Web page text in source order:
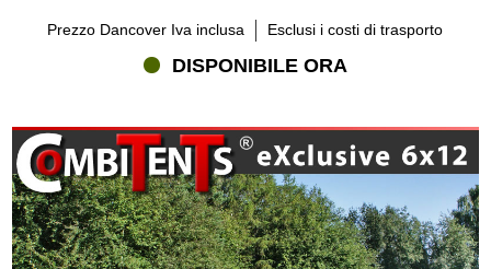
Prezzo Dancover Iva inclusa Esclusi i costi di trasporto
DISPONIBILE ORA